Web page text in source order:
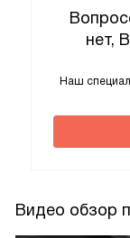
нет,
Наш
Видео обзор